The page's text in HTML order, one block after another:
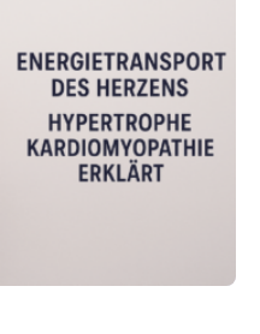
und Patienten –
werden können, um
am besten
identifiziert, das künftig
passenden Therapie
weltweit zu den